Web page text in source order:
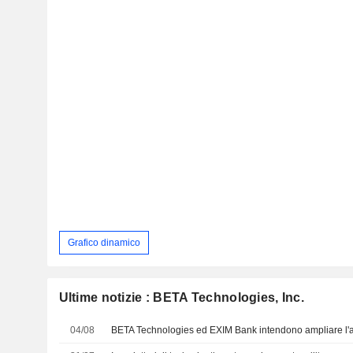
Grafico dinamico
Ultime notizie : BETA Technologies, Inc.
04/08